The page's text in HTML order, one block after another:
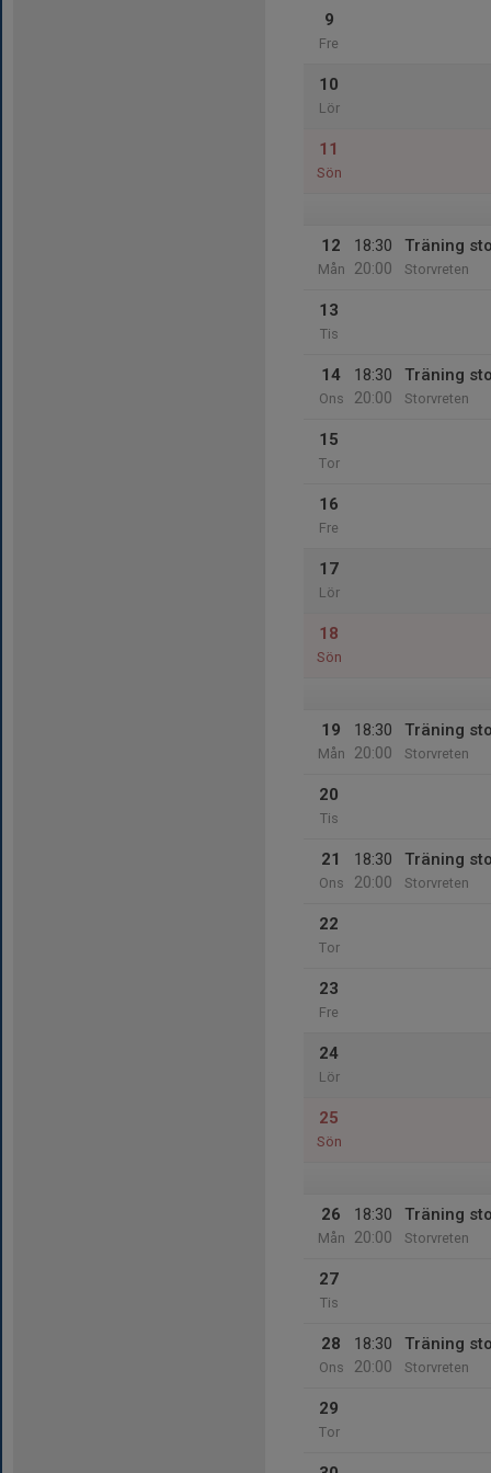
9
Fre
10
Lör
11
Sön
12
Mån
18:30
20:00
Träning
Storvreten
13
Tis
14
Ons
18:30
20:00
Träning
Storvreten
15
Tor
16
Fre
17
Lör
18
Sön
19
Mån
18:30
20:00
Träning
Storvreten
20
Tis
21
Ons
18:30
20:00
Träning
Storvreten
22
Tor
23
Fre
24
Lör
25
Sön
26
Mån
18:30
20:00
Träning
Storvreten
27
Tis
28
Ons
18:30
20:00
Träning
Storvreten
29
Tor